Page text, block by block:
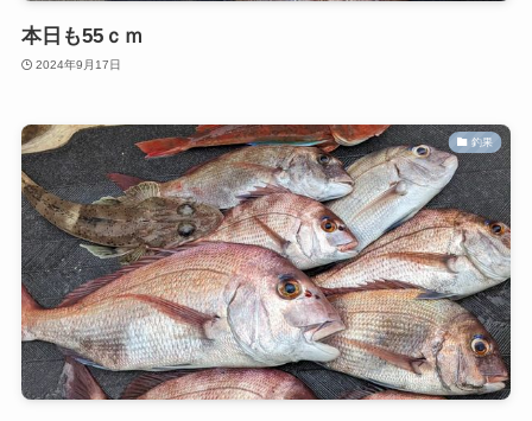
本日も55ｃｍ
2024年9月17日
釣果